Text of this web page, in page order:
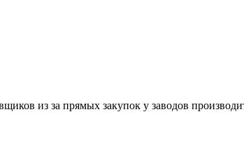
из за прямых закупок у заводов